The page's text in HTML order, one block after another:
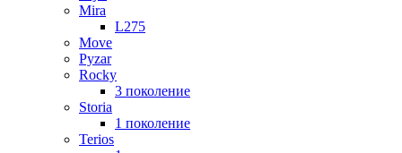
Mira
L275
Move
Pyzar
Rocky
3 поколение
Storia
1 поколение
Terios